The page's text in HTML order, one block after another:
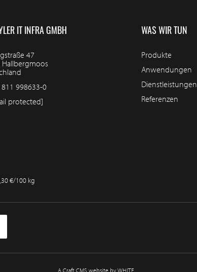
IT INFRA GMBH
47
Hallbergmoos
998633-0
protected]
WAS WIR TUN
Produkte
Anwendungen
Dienstleistungen
Referenzen
€/100 kg
A Craft CMS website by WHITE